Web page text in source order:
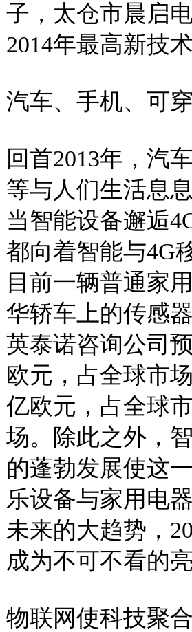
子，太仓市晨启
2014年最高新技
汽车、手机、可
回首2013年，汽
等与人们生活息
当智能设备邂逅
都向着智能与4G
目前一辆普通家
华轿车上的传感
英泰诺咨询公司
欧元，占全球市
亿欧元，占全球
场。除此之外，
的蓬勃发展使这
乐设备与家用电
未来的大趋势，
成为不可不看的
物联网使科技聚